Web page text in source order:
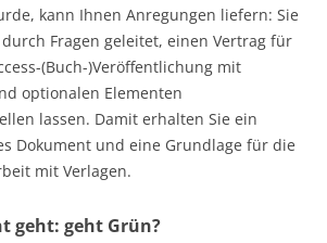
kann Ihnen Anregungen liefern: Sie
Fragen geleitet, einen Vertrag für
(Buch-)Veröffentlichung mit
optionalen Elementen
lassen. Damit erhalten Sie ein
Dokument und eine Grundlage für die
mit Verlagen.
geht: geht Grün?